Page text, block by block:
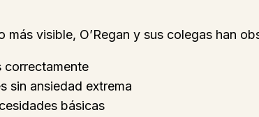
visible, O’Regan y sus colegas han
correctamente
sin ansiedad extrema
básicas